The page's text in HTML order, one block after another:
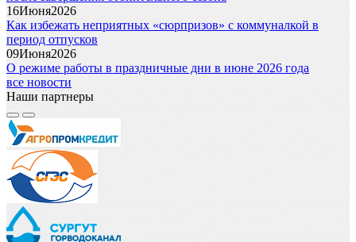
16Июня2026
Как избежать неприятных «сюрпризов» с коммуналкой в
период отпусков
09Июня2026
О режиме работы в праздничные дни в июне 2026 года
все новости
Наши партнеры